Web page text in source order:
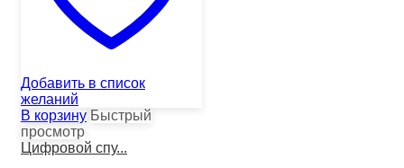
Добавить в список
желаний
В корзину Быстрый
просмотр
Цифровой спу...